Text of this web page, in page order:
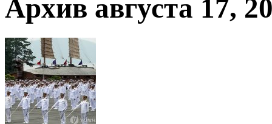
Архив августа 17,